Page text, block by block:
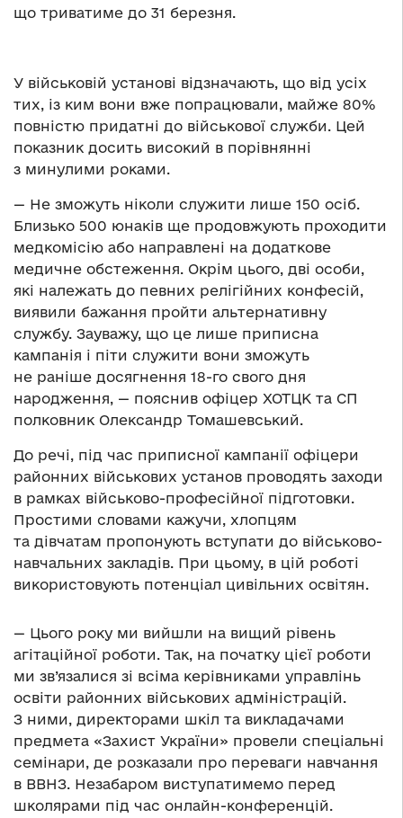
що триватиме до 31 березня.
У військовій установі відзначають, що від усіх
тих, із ким вони вже попрацювали, майже 80%
повністю придатні до військової служби. Цей
показник досить високий в порівнянні
з минулими роками.
— Не зможуть ніколи служити лише 150 осіб.
Близько 500 юнаків ще продовжують проходити
медкомісію або направлені на додаткове
медичне обстеження. Окрім цього, дві особи,
які належать до певних релігійних конфесій,
виявили бажання пройти альтернативну
службу. Зауважу, що це лише приписна
кампанія і піти служити вони зможуть
не раніше досягнення 18-го свого дня
народження, — пояснив офіцер ХОТЦК та СП
полковник Олександр Томашевський.
До речі, під час приписної кампанії офіцери
районних військових установ проводять заходи
в рамках військово-професійної підготовки.
Простими словами кажучи, хлопцям
та дівчатам пропонують вступати до військово-
навчальних закладів. При цьому, в цій роботі
використовують потенціал цивільних освітян.
— Цього року ми вийшли на вищий рівень
агітаційної роботи. Так, на початку цієї роботи
ми зв’язалися зі всіма керівниками управлінь
освіти районних військових адміністрацій.
З ними, директорами шкіл та викладачами
предмета «Захист України» провели спеціальні
семінари, де розказали про переваги навчання
в ВВНЗ. Незабаром виступатимемо перед
школярами під час онлайн-конференцій.